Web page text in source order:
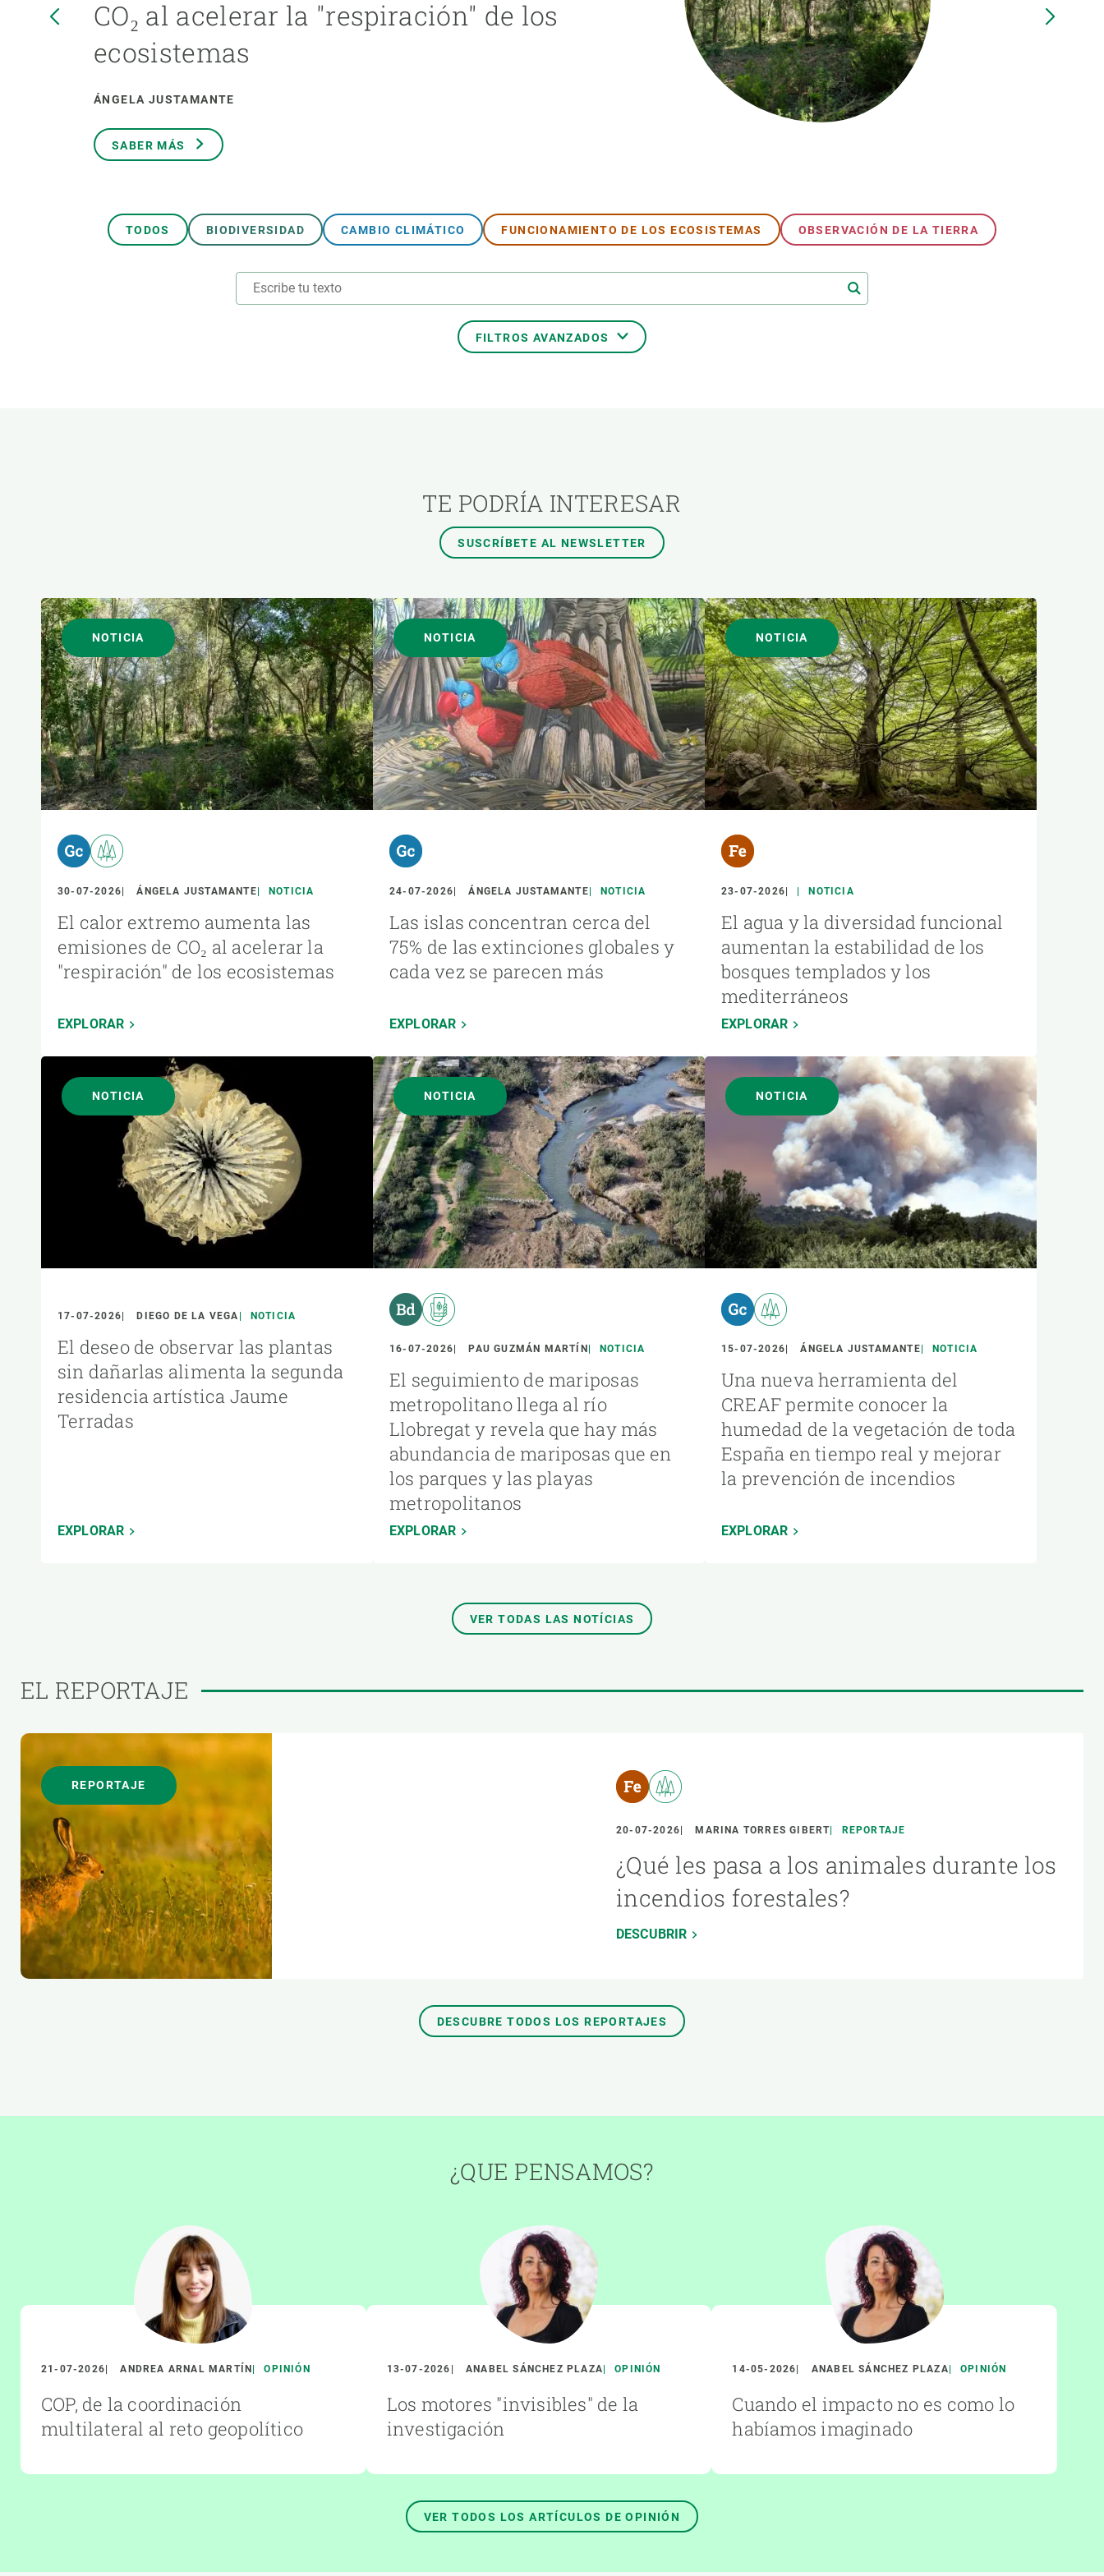
CO₂ al acelerar la "respiración" de los
ecosistemas
ÁNGELA JUSTAMANTE
SABER MÁS
TODOS BIODIVERSIDAD CAMBIO CLIMÁTICO FUNCIONAMIENTO DE LOS ECOSISTEMAS OBSERVACIÓN DE LA TIERRA
FILTROS AVANZADOS
TE PODRÍA INTERESAR
SUSCRÍBETE AL NEWSLETTER
NOTICIA
30-07-2026 ÁNGELA JUSTAMANTE NOTICIA
El calor extremo aumenta las
emisiones de CO₂ al acelerar la
"respiración" de los ecosistemas
EXPLORAR
NOTICIA
24-07-2026 ÁNGELA JUSTAMANTE NOTICIA
Las islas concentran cerca del
75% de las extinciones globales y
cada vez se parecen más
EXPLORAR
NOTICIA
23-07-2026 NOTICIA
El agua y la diversidad funcional
aumentan la estabilidad de los
bosques templados y los
mediterráneos
EXPLORAR
NOTICIA
17-07-2026 DIEGO DE LA VEGA NOTICIA
El deseo de observar las plantas
sin dañarlas alimenta la segunda
residencia artística Jaume
Terradas
EXPLORAR
NOTICIA
16-07-2026 PAU GUZMÁN MARTÍN NOTICIA
El seguimiento de mariposas
metropolitano llega al río
Llobregat y revela que hay más
abundancia de mariposas que en
los parques y las playas
metropolitanos
EXPLORAR
NOTICIA
15-07-2026 ÁNGELA JUSTAMANTE NOTICIA
Una nueva herramienta del
CREAF permite conocer la
humedad de la vegetación de toda
España en tiempo real y mejorar
la prevención de incendios
EXPLORAR
VER TODAS LAS NOTÍCIAS
EL REPORTAJE
REPORTAJE
20-07-2026 MARINA TORRES GIBERT REPORTAJE
¿Qué les pasa a los animales durante los
incendios forestales?
DESCUBRIR
DESCUBRE TODOS LOS REPORTAJES
¿QUE PENSAMOS?
21-07-2026 ANDREA ARNAL MARTÍN OPINIÓN
COP, de la coordinación
multilateral al reto geopolítico
13-07-2026 ANABEL SÁNCHEZ PLAZA OPINIÓN
Los motores "invisibles" de la
investigación
14-05-2026 ANABEL SÁNCHEZ PLAZA OPINIÓN
Cuando el impacto no es como lo
habíamos imaginado
VER TODOS LOS ARTÍCULOS DE OPINIÓN
Marca y logotipos
Equidad, Diversidad e Inclusión (EDI)
Documentación
Observación de la Tierra
Temas transversales
Pide tu beca ERC
Programa de másteres y doctorado
Visitante o sabático
Un lugar donde crecer
Desarrollo de carrera
Eventos anteriores